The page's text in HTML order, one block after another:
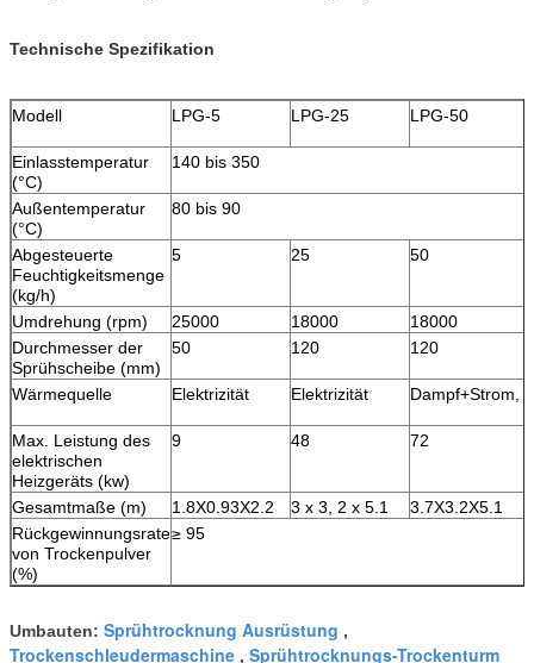
Technische Spezifikation
Modell LPG-5 LPG-25 LPG-50
Einlasstemperatur
(°C)
140 bis 350
Außentemperatur
(°C)
80 bis 90
Abgesteuerte
Feuchtigkeitsmenge
(kg/h)
5 25 50
Umdrehung (rpm) 25000 18000 18000
Durchmesser der
Sprühscheibe (mm)
50 120 120
Wärmequelle Elektrizität Elektrizität Dampf+Strom,
Max. Leistung des
elektrischen
Heizgeräts (kw)
9 48 72
Gesamtmaße (m) 1.8X0.93X2.2 3 x 3, 2 x 5.1 3.7X3.2X5.1
Rückgewinnungsrate
von Trockenpulver
(%)
≥ 95
Umbauten: Sprühtrocknung Ausrüstung ,
Trockenschleudermaschine , Sprühtrocknungs-Trockenturm